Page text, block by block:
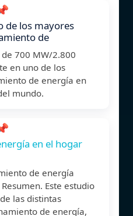
de los mayores
de
700 MW/2.800
en uno de los
de energía en
mundo.
en el hogar
de energía
Este estudio
las distintas
de energía,